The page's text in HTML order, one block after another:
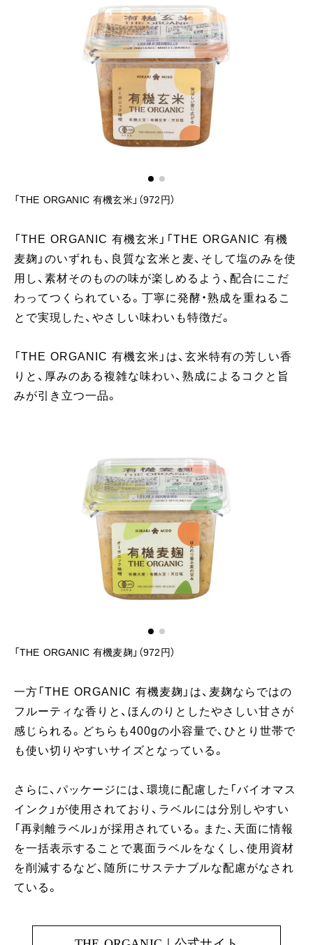
「THE ORGANIC 有機玄米」（972円）
「THE ORGANIC 有機玄米」「THE ORGANIC 有機
麦麹」のいずれも、良質な玄米と麦、そして塩のみを使
用し、素材そのものの味が楽しめるよう、配合にこだ
わってつくられている。丁寧に発酵・熟成を重ねるこ
とで実現した、やさしい味わいも特徴だ。
「THE ORGANIC 有機玄米」は、玄米特有の芳しい香
りと、厚みのある複雑な味わい、熟成によるコクと旨
みが引き立つ一品。
「THE ORGANIC 有機麦麹」（972円）
一方「THE ORGANIC 有機麦麹」は、麦麹ならではの
フルーティな香りと、ほんのりとしたやさしい甘さが
感じられる。どちらも400gの小容量で、ひとり世帯で
も使い切りやすいサイズとなっている。
さらに、パッケージには、環境に配慮した「バイオマス
インク」が使用されており、ラベルには分別しやすい
「再剥離ラベル」が採用されている。また、天面に情報
を一括表示することで裏面ラベルをなくし、使用資材
を削減するなど、随所にサステナブルな配慮がなされ
ている。